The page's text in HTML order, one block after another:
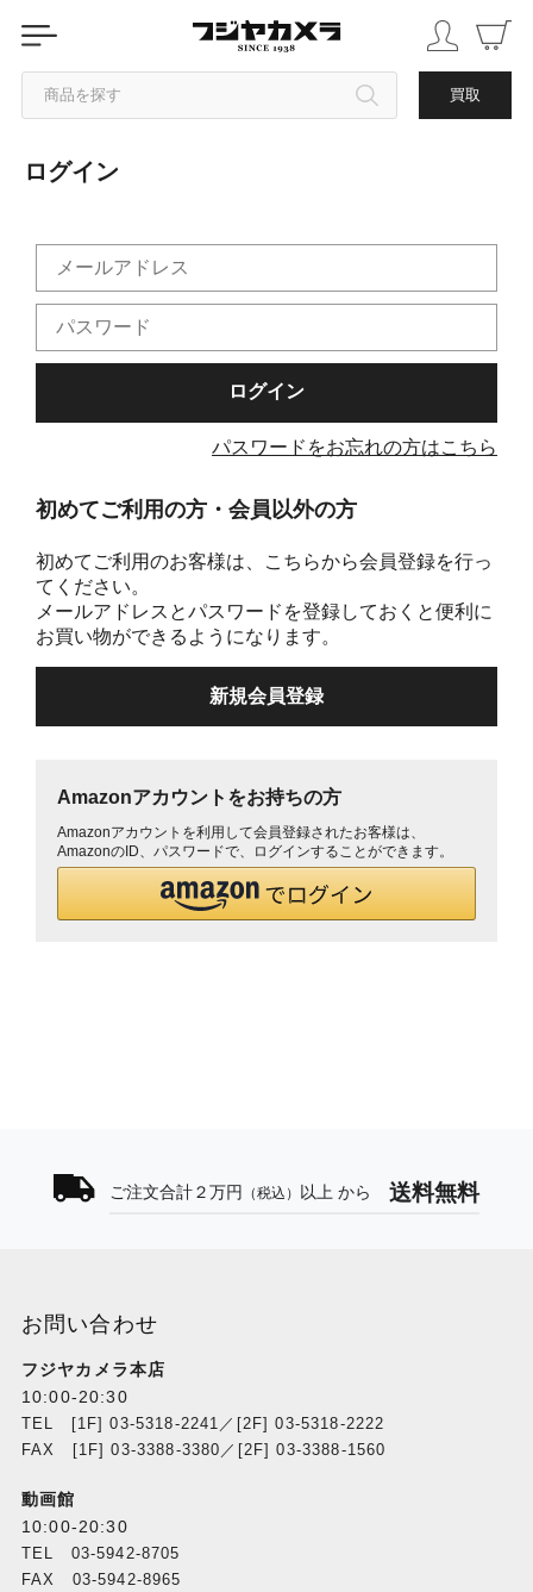
商品を探す 買取
カテゴリから探す
中古品を探す
ログイン
パスワードをお忘れの方はこちら
初めてご利用の方・会員以外の方
初めてご利用のお客様は、こちらから会員登録を行っ
てください。
メールアドレスとパスワードを登録しておくと便利に
お買い物ができるようになります。
Amazonアカウントをお持ちの方
Amazonアカウントを利用して会員登録されたお客様は、
AmazonのID、パスワードで、ログインすることができます。
ご注文合計２万円 （税込） 以上 から 送料無料
お問い合わせ
フジヤカメラ本店
10:00-20:30
TEL [1F] 03-5318-2241／[2F] 03-5318-2222
FAX [1F] 03-3388-3380／[2F] 03-3388-1560
動画館
10:00-20:30
TEL 03-5942-8705
FAX 03-5942-8965